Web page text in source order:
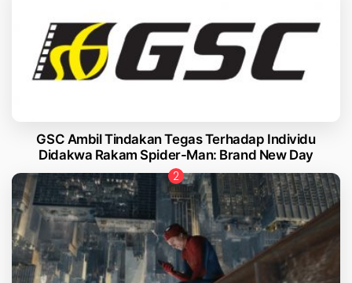
GSC Ambil Tindakan Tegas Terhadap Individu
Didakwa Rakam Spider-Man: Brand New Day